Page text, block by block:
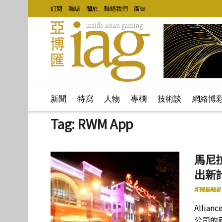
訂閱 雜誌 關於 聯絡我們 廣告
新聞 特寫 人物 專欄 技術談 網絡博
Tag: RWM App
馬尼
出新
新聞編輯部